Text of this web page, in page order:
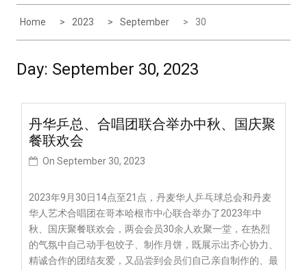
Home 2023 September 30
Day: September 30, 2023
丹华乒总、合唱团联合举办中秋、国庆聚
餐联欢会
On September 30, 2023
2023年9月30日14点至21点，丹麦华人乒乓球总会和丹麦
华人艺术合唱团在哥本哈根市中心联合举办了2023年中
秋、国庆聚餐联欢会，两会会员30余人欢聚一堂，在热烈
的气氛中自己动手包饺子、制作月饼，既展示出齐心协力、
精诚合作的团结友爱，又品尝到会员们自己亲自制作的、最